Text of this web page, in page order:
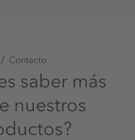
Contacto
saber más
nuestros